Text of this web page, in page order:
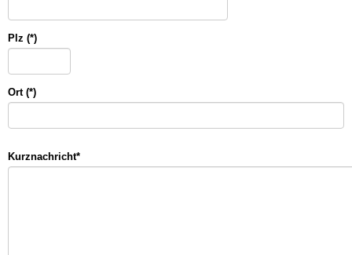
Plz (*)
Ort (*)
Kurznachricht*